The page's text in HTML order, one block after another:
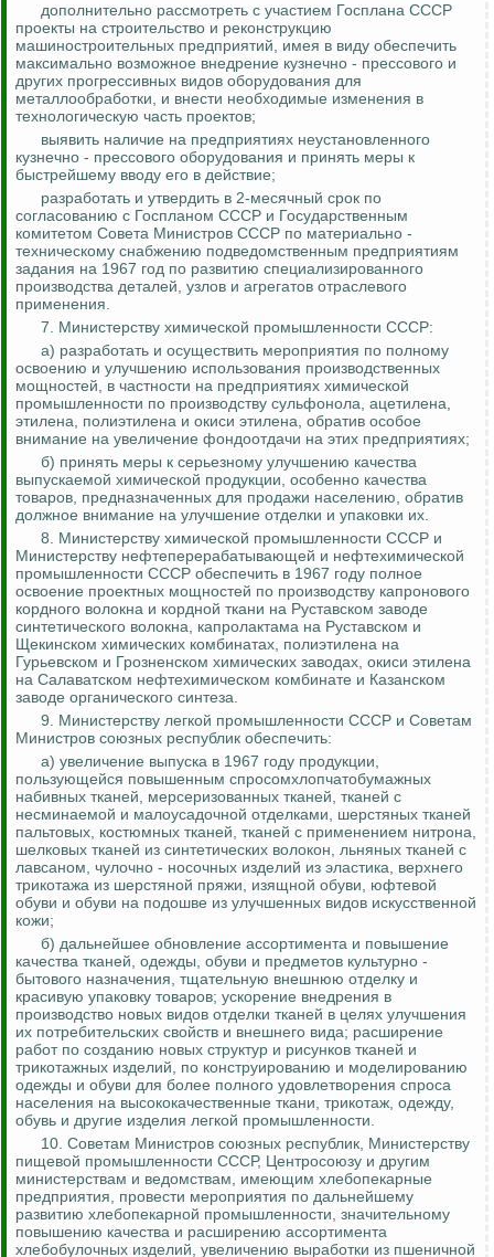
дополнительно рассмотреть с участием Госплана СССР
проекты на строительство и реконструкцию
машиностроительных предприятий, имея в виду обеспечить
максимально возможное внедрение кузнечно - прессового и
других прогрессивных видов оборудования для
металлообработки, и внести необходимые изменения в
технологическую часть проектов;
выявить наличие на предприятиях неустановленного
кузнечно - прессового оборудования и принять меры к
быстрейшему вводу его в действие;
разработать и утвердить в 2-месячный срок по
согласованию с Госпланом СССР и Государственным
комитетом Совета Министров СССР по материально -
техническому снабжению подведомственным предприятиям
задания на 1967 год по развитию специализированного
производства деталей, узлов и агрегатов отраслевого
применения.
7. Министерству химической промышленности СССР:
а) разработать и осуществить мероприятия по полному
освоению и улучшению использования производственных
мощностей, в частности на предприятиях химической
промышленности по производству сульфонола, ацетилена,
этилена, полиэтилена и окиси этилена, обратив особое
внимание на увеличение фондоотдачи на этих предприятиях;
б) принять меры к серьезному улучшению качества
выпускаемой химической продукции, особенно качества
товаров, предназначенных для продажи населению, обратив
должное внимание на улучшение отделки и упаковки их.
8. Министерству химической промышленности СССР и
Министерству нефтеперерабатывающей и нефтехимической
промышленности СССР обеспечить в 1967 году полное
освоение проектных мощностей по производству капронового
кордного волокна и кордной ткани на Руставском заводе
синтетического волокна, капролактама на Руставском и
Щекинском химических комбинатах, полиэтилена на
Гурьевском и Грозненском химических заводах, окиси этилена
на Салаватском нефтехимическом комбинате и Казанском
заводе органического синтеза.
9. Министерству легкой промышленности СССР и Советам
Министров союзных республик обеспечить:
а) увеличение выпуска в 1967 году продукции,
пользующейся повышенным спросомхлопчатобумажных
набивных тканей, мерсеризованных тканей, тканей с
несминаемой и малоусадочной отделками, шерстяных тканей
пальтовых, костюмных тканей, тканей с применением нитрона,
шелковых тканей из синтетических волокон, льняных тканей с
лавсаном, чулочно - носочных изделий из эластика, верхнего
трикотажа из шерстяной пряжи, изящной обуви, юфтевой
обуви и обуви на подошве из улучшенных видов искусственной
кожи;
б) дальнейшее обновление ассортимента и повышение
качества тканей, одежды, обуви и предметов культурно -
бытового назначения, тщательную внешнюю отделку и
красивую упаковку товаров; ускорение внедрения в
производство новых видов отделки тканей в целях улучшения
их потребительских свойств и внешнего вида; расширение
работ по созданию новых структур и рисунков тканей и
трикотажных изделий, по конструированию и моделированию
одежды и обуви для более полного удовлетворения спроса
населения на высококачественные ткани, трикотаж, одежду,
обувь и другие изделия легкой промышленности.
10. Советам Министров союзных республик, Министерству
пищевой промышленности СССР, Центросоюзу и другим
министерствам и ведомствам, имеющим хлебопекарные
предприятия, провести мероприятия по дальнейшему
развитию хлебопекарной промышленности, значительному
повышению качества и расширению ассортимента
хлебобулочных изделий, увеличению выработки из пшеничной